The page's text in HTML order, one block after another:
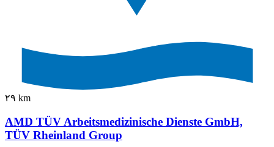
٢٩ km
AMD TÜV Arbeitsmedizinische Dienste GmbH,
TÜV Rheinland Group